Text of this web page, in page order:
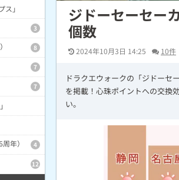
ジドーセーセー
個数
2024年10月3日 14:25 10件
ドラクエウォークの「ジドーセ
を掲載！心珠ポイントへの交換
い。
ス」
3
8
7
7
年）
4
12